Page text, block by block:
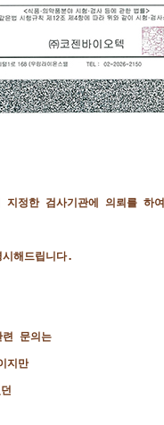
정한 검사기관에 의뢰를 하여
해드립니다.
문의는
지만